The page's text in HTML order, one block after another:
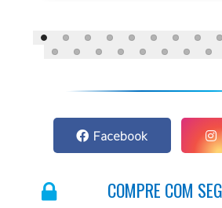
Facebook
COMPRE COM